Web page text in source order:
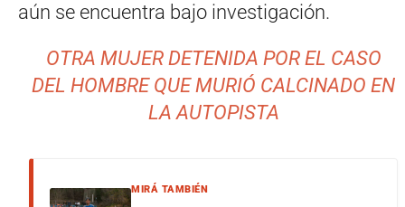
aún se encuentra bajo investigación.
OTRA MUJER DETENIDA POR EL CASO
DEL HOMBRE QUE MURIÓ CALCINADO EN
LA AUTOPISTA
MIRÁ TAMBIÉN